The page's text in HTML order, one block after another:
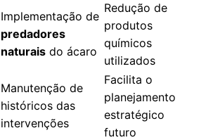
Implementação de
predadores
naturais do ácaro
Redução de
produtos
químicos
utilizados
Manutenção de
históricos das
intervenções
Facilita o
planejamento
estratégico
futuro